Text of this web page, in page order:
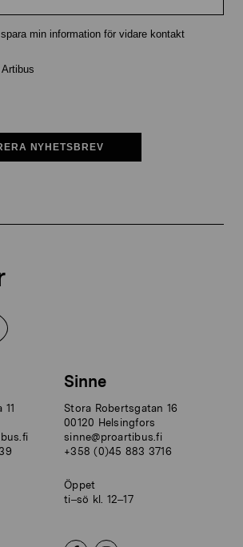
min information för vidare kontakt
NYHETSBREV
Sinne
Stora Robertsgatan 16
00120 Helsingfors
sinne@proartibus.fi
+358 (0)45 883 3716
Öppet
ti–sö kl. 12–17